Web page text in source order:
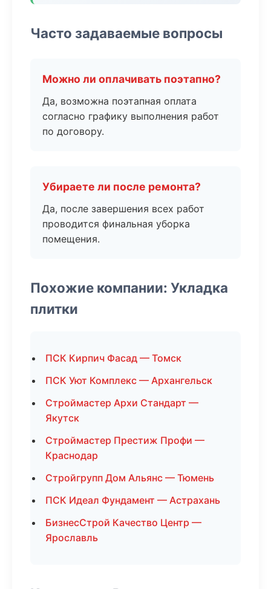
Часто задаваемые вопросы
Можно ли оплачивать поэтапно?
Да, возможна поэтапная оплата
согласно графику выполнения работ
по договору.
Убираете ли после ремонта?
Да, после завершения всех работ
проводится финальная уборка
помещения.
Похожие компании: Укладка
плитки
ПСК Кирпич Фасад — Томск
ПСК Уют Комплекс — Архангельск
Строймастер Архи Стандарт —
Якутск
Строймастер Престиж Профи —
Краснодар
Стройгрупп Дом Альянс — Тюмень
ПСК Идеал Фундамент — Астрахань
БизнесСтрой Качество Центр —
Ярославль